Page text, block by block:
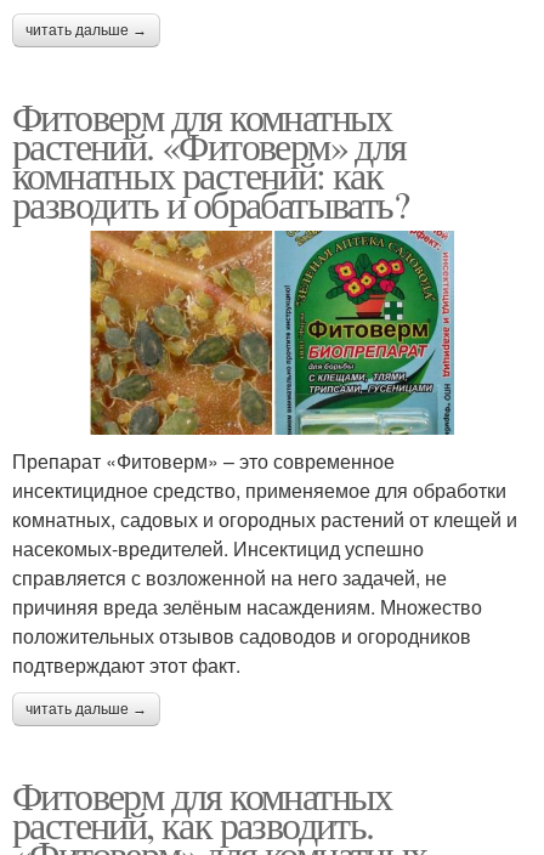
читать дальше →
Фитоверм для комнатных
растений. «Фитоверм» для
комнатных растений: как
разводить и обрабатывать?
Препарат «Фитоверм» – это современное
инсектицидное средство, применяемое для обработки
комнатных, садовых и огородных растений от клещей и
насекомых-вредителей. Инсектицид успешно
справляется с возложенной на него задачей, не
причиняя вреда зелёным насаждениям. Множество
положительных отзывов садоводов и огородников
подтверждают этот факт.
читать дальше →
Фитоверм для комнатных
растений, как разводить.